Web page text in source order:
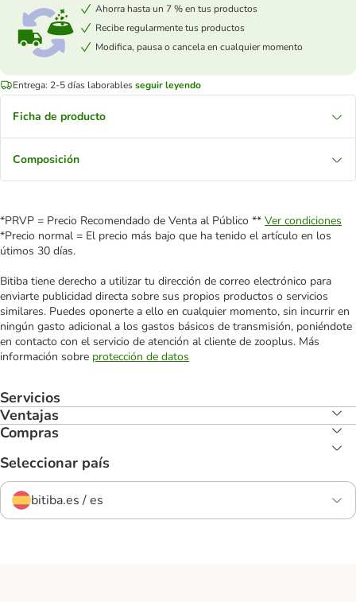
Ahorra hasta un 7 % en tus productos
Recibe regularmente tus productos
Modifica, pausa o cancela en cualquier momento
Entrega: 2-5 días laborablesseguir leyendo
Ficha de producto
Composición
*PRVP = Precio Recomendado de Venta al Público ** Ver condiciones
*Precio normal = El precio más bajo que ha tenido el artículo en los
útimos 30 días.
Bitiba tiene derecho a utilizar tu dirección de correo electrónico para
enviarte publicidad directa sobre sus propios productos o servicios
similares. Puedes oponerte a ello en cualquier momento, sin incurrir en
ningún gasto adicional a los gastos básicos de transmisión, poniéndote
en contacto con el servicio de atención al cliente de zooplus. Más
información sobre protección de datos
Servicios
Ventajas
Compras
Seleccionar país
bitiba.es / es